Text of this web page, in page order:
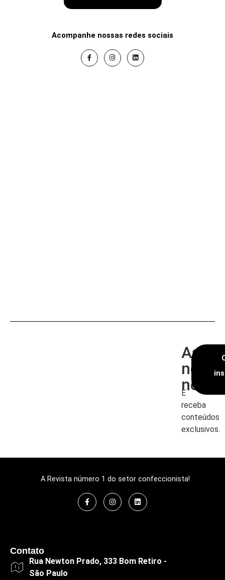
Acompanhe nossas redes sociais
nossa
E
receba
conteúdos
exclusivos.
A Revista número 1 do setor confeccionista!
Contato
Rua Newton Prado, 333 Bom Retiro -
São Paulo